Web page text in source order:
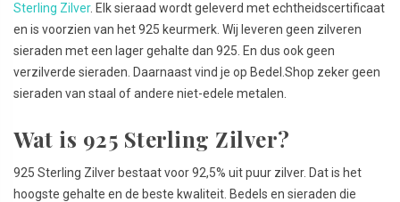
Sterling Zilver. Elk sieraad wordt geleverd met echtheidscertificaat
en is voorzien van het 925 keurmerk. Wij leveren geen zilveren
sieraden met een lager gehalte dan 925. En dus ook geen
verzilverde sieraden. Daarnaast vind je op Bedel.Shop zeker geen
sieraden van staal of andere niet-edele metalen.
Wat is 925 Sterling Zilver?
925 Sterling Zilver bestaat voor 92,5% uit puur zilver. Dat is het
hoogste gehalte en de beste kwaliteit. Bedels en sieraden die